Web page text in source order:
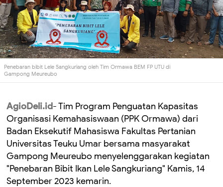
Penebaran bibit Lele Sangkuriang oleh Tim Ormawa BEM FP UTU di
Gampong Meureubo
AgioDeli.id- Tim Program Penguatan Kapasitas
Organisasi Kemahasiswaan (PPK Ormawa) dari
Badan Eksekutif Mahasiswa Fakultas Pertanian
Universitas Teuku Umar bersama masyarakat
Gampong Meureubo menyelenggarakan kegiatan
"Penebaran Bibit Ikan Lele Sangkuriang" Kamis, 14
September 2023 kemarin.